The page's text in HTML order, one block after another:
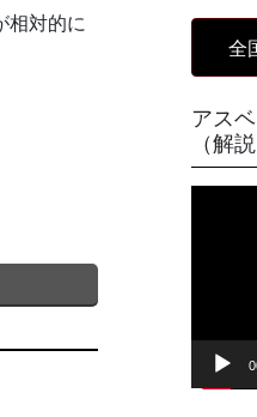
相対的に
全
アス
（解説
ヤ